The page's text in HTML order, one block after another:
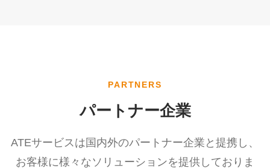
PARTNERS
パートナー企業
ATEサービスは国内外のパートナー企業と提携し、
お客様に様々なソリューションを提供しておりま